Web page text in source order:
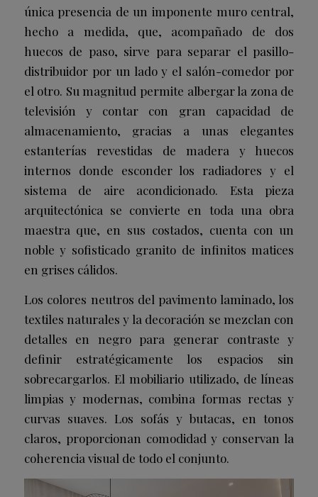
única presencia de un imponente muro central,
hecho a medida, que, acompañado de dos
huecos de paso, sirve para separar el pasillo-
distribuidor por un lado y el salón-comedor por
el otro. Su magnitud permite albergar la zona de
televisión y contar con gran capacidad de
almacenamiento, gracias a unas elegantes
estanterías revestidas de madera y huecos
internos donde esconder los radiadores y el
sistema de aire acondicionado. Esta pieza
arquitectónica se convierte en toda una obra
maestra que, en sus costados, cuenta con un
noble y sofisticado granito de infinitos matices
en grises cálidos.
Los colores neutros del pavimento laminado, los
textiles naturales y la decoración se mezclan con
detalles en negro para generar contraste y
definir estratégicamente los espacios sin
sobrecargarlos. El mobiliario utilizado, de líneas
limpias y modernas, combina formas rectas y
curvas suaves. Los sofás y butacas, en tonos
claros, proporcionan comodidad y conservan la
coherencia visual de todo el conjunto.